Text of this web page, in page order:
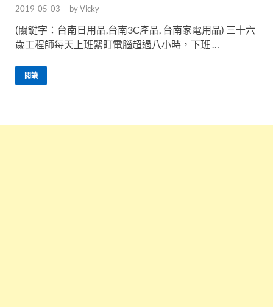
2019-05-03 - byVicky
(關鍵字：台南日用品,台南3C產品, 台南家電用品) 三十六
歲工程師每天上班緊盯電腦超過八小時，下班 …
閱讀